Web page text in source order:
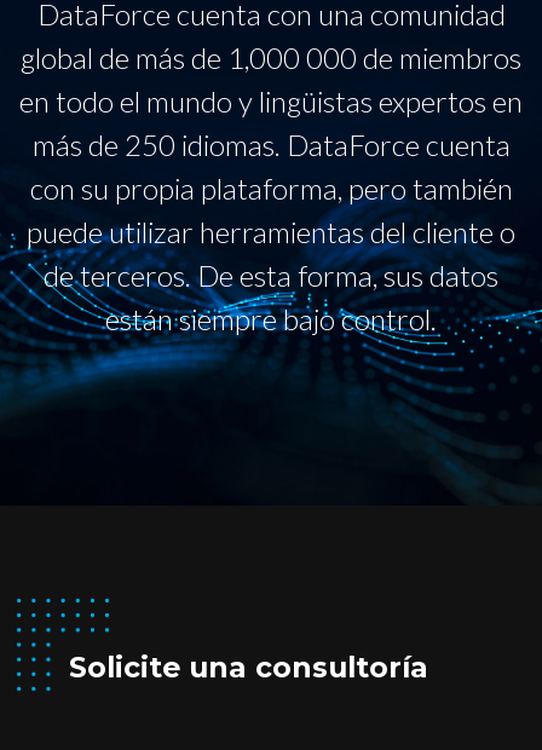
DataForce cuenta con una comunidad
global de más de 1,000 000 de miembros
en todo el mundo y lingüistas expertos en
más de 250 idiomas. DataForce cuenta
con su propia plataforma, pero también
puede utilizar herramientas del cliente o
de terceros. De esta forma, sus datos
están siempre bajo control.
Solicite una consultoría